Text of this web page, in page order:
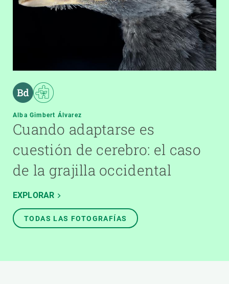
Alba Gimbert Álvarez
Cuando adaptarse es
cuestión de cerebro: el caso
de la grajilla occidental
EXPLORAR
TODAS LAS FOTOGRAFÍAS